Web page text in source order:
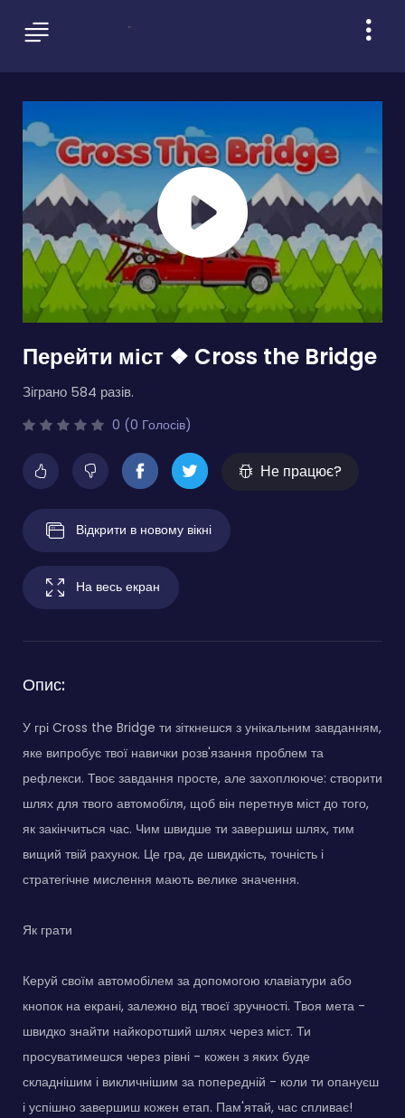
Перейти міст ❖ Cross the Bridge
Зіграно 584 разів.
0 (0 Голосів)
Не працює?
Відкрити в новому вікні
На весь екран
Опис:
У грі Cross the Bridge ти зіткнешся з унікальним завданням,
яке випробує твої навички розв'язання проблем та
рефлекси. Твоє завдання просте, але захоплююче: створити
шлях для твого автомобіля, щоб він перетнув міст до того,
як закінчиться час. Чим швидше ти завершиш шлях, тим
вищий твій рахунок. Це гра, де швидкість, точність і
стратегічне мислення мають велике значення.
Як грати
Керуй своїм автомобілем за допомогою клавіатури або
кнопок на екрані, залежно від твоєї зручності. Твоя мета -
швидко знайти найкоротший шлях через міст. Ти
просуватимешся через рівні - кожен з яких буде
складнішим і викличнішим за попередній - коли ти опануєш
і успішно завершиш кожен етап. Пам'ятай, час спливає!